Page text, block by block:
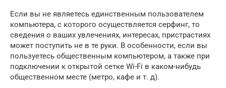
Если вы не являетесь единственным пользователем
компьютера, с которого осуществляется серфинг, то
сведения о ваших увлечениях, интересах, пристрастиях
может поступить не в те руки. В особенности, если вы
пользуетесь общественным компьютером, а также при
подключении к открытой сетке Wi-Fi в каком-нибудь
общественном месте (метро, кафе и т. д).